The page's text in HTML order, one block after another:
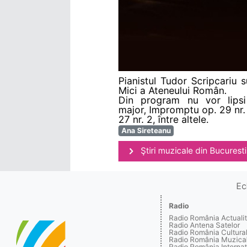
Pianistul Tudor Scripcariu
Mici a Ateneului Român.
Din program nu vor
major, Impromptu op. 29
27 nr. 2, între altele.
Ana Sireteanu
Ştiri muzicale din Bucuresti
Radio
Radio România
Radio Antena Satelor
Radio România Cultural
Radio România Muzical